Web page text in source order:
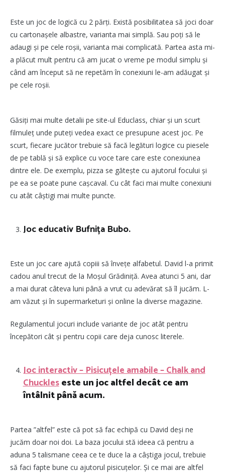
Este un joc de logică cu 2 părți. Există posibilitatea să joci doar
cu cartonașele albastre, varianta mai simplă. Sau poți să le
adaugi și pe cele roșii, varianta mai complicată. Partea asta mi-
a plăcut mult pentru că am jucat o vreme pe modul simplu și
când am început să ne repetăm în conexiuni le-am adăugat și
pe cele roșii.
Găsiți mai multe detalii pe site-ul Educlass, chiar și un scurt
filmuleț unde puteți vedea exact ce presupune acest joc. Pe
scurt, fiecare jucător trebuie să facă legături logice cu piesele
de pe tablă și să explice cu voce tare care este conexiunea
dintre ele. De exemplu, pizza se gătește cu ajutorul focului și
pe ea se poate pune cașcaval. Cu cât faci mai multe conexiuni
cu atât câștigi mai multe puncte.
Joc educativ Bufnița Bubo.
Este un joc care ajută copiii să învețe alfabetul. David l-a primit
cadou anul trecut de la Moșul Grădiniță. Avea atunci 5 ani, dar
a mai durat câteva luni până a vrut cu adevărat să îl jucăm. L-
am văzut și în supermarketuri și online la diverse magazine.
Regulamentul jocuri include variante de joc atât pentru
începători cât și pentru copii care deja cunosc literele.
Joc interactiv – Pisicuțele amabile – Chalk and
Chuckleseste un joc altfel decât ce am
întâlnit până acum.
Partea ”altfel” este că pot să fac echipă cu David deși ne
jucăm doar noi doi. La baza jocului stă ideea că pentru a
aduna 5 talismane ceea ce te duce la a câștiga jocul, trebuie
să faci fapte bune cu ajutorul pisicuțelor. Și ce mai are altfel